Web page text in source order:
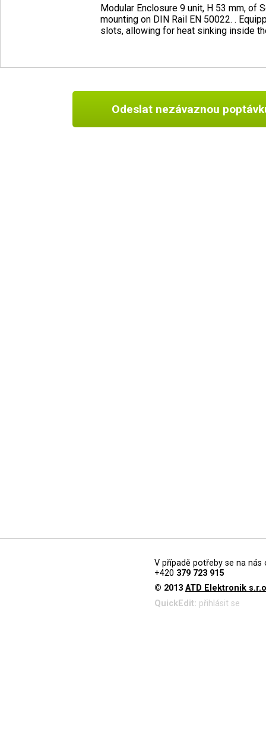
Modular Enclosure 9 unit, H 53 mm, of
mounting on DIN Rail EN 50022. .
slots, allowing for heat sinking inside
Odeslat nezávaznou
V případě potřeby se na
+420 379 723 915
© 2013 ATD Elektronik
QuickEdit: přihlásit se